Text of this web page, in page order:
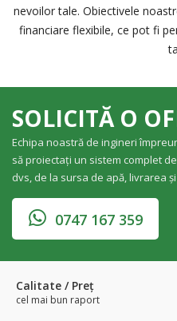
nevoilor tale. Obiectivele
financiare flexibile, ce pot fi
SOLICITĂ O
Echipa noastră de ingineri
să proiectați un sistem complet
dvs, de la sursa de apă, livrarea
0747 167 359
Calitate / Preţ
cel mai bun raport